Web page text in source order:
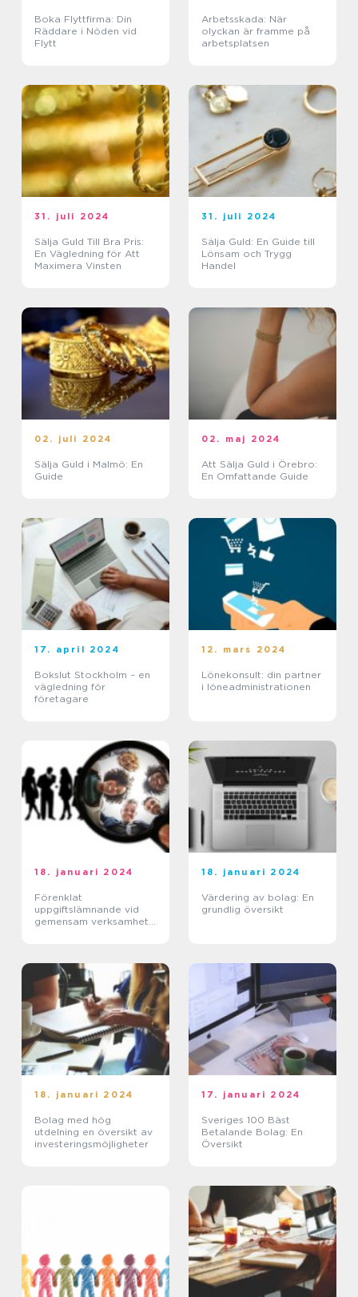
Boka Flyttfirma: Din
Räddare i Nöden vid
Flytt
Arbetsskada: När
olyckan är framme på
arbetsplatsen
31. juli 2024
Sälja Guld Till Bra Pris:
En Vägledning för Att
Maximera Vinsten
31. juli 2024
Sälja Guld: En Guide till
Lönsam och Trygg
Handel
02. juli 2024
Sälja Guld i Malmö: En
Guide
02. maj 2024
Att Sälja Guld i Örebro:
En Omfattande Guide
17. april 2024
Bokslut Stockholm – en
vägledning för
företagare
12. mars 2024
Lönekonsult: din partner
i löneadministrationen
18. januari 2024
Förenklat
uppgiftslämnande vid
gemensam verksamhet
18. januari 2024
Värdering av bolag: En
grundlig översikt
18. januari 2024
Bolag med hög
utdelning en översikt av
investeringsmöjligheter
17. januari 2024
Sveriges 100 Bäst
Betalande Bolag: En
Översikt